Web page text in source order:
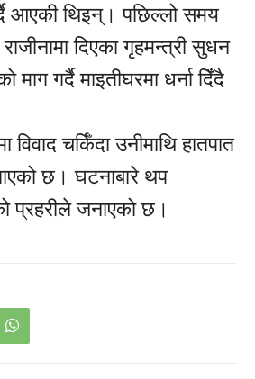
आएकी थिइन्। पछिल्लो समय
दिएका गृहमन्त्री सुधन
माग गर्दै माइतीघरमा धर्ना दिँदै
विवाद चर्किँदा उनीमाथि हातपात
छ। घटनाबारे थप
प्रहरीले जनाएको छ।